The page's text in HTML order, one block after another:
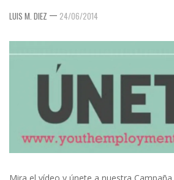
LUIS M. DIEZ — 24/06/2014